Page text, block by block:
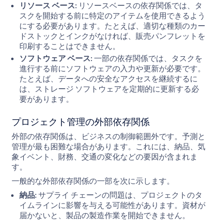
リソース ベース: リソースベースの依存関係では、タ
スクを開始する前に特定のアイテムを使用できるよう
にする必要があります。たとえば、適切な種類のカー
ドストックとインクがなければ、販売パンフレットを
印刷することはできません。
ソフトウェア ベース:一部の依存関係では、タスクを
進行する前にソフトウェアの入力や更新が必要です。
たとえば、データへの安全なアクセスを継続するに
は、ストレージ ソフトウェアを定期的に更新する必
要があります。
プロジェクト管理の外部依存関係
外部の依存関係は、ビジネスの制御範囲外です。予測と
管理が最も困難な場合があります。これには、納品、気
象イベント、財務、交通の変化などの要因が含まれま
す。
一般的な外部依存関係の一部を次に示します。
納品:サプライ チェーンの問題は、プロジェクトのタ
イムラインに影響を与える可能性があります。資材が
届かないと、製品の製造作業を開始できません。